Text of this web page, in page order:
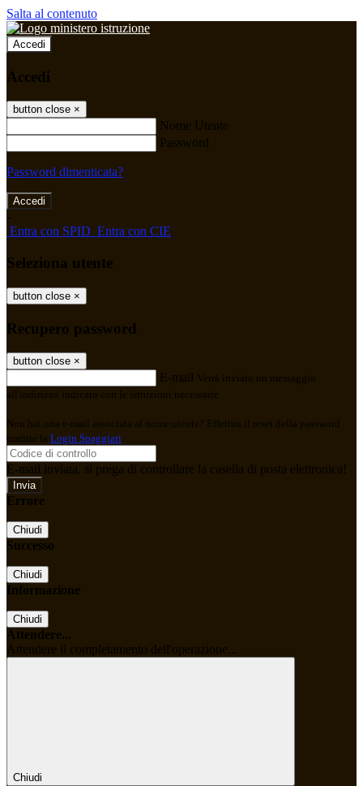
Salta al contenuto
Accedi
Accedi
button close ×
Nome Utente
Password
Password dimenticata?
-
Entra con SPID Entra con CIE
Seleziona utente
button close ×
Recupero password
button close ×
E-mail Verrà inviato un messaggio
all'indirizzo indicato con le istruzioni necessarie.
Non hai una e-mail associata al nome utente? Effettua il reset della password
tramite la Login Spaggiari
E-mail inviata, si prega di controllare la casella di posta elettronica!
Errore
Chiudi
Successo
Chiudi
Informazione
Chiudi
Attendere...
Attendere il completamento dell'operazione...
Chiudi